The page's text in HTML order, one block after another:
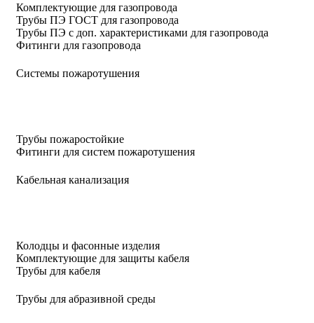
Комплектующие для газопровода
Трубы ПЭ ГОСТ для газопровода
Трубы ПЭ с доп. характеристиками для газопровода
Фитинги для газопровода
Системы пожаротушения
Трубы пожаростойкие
Фитинги для систем пожаротушения
Кабельная канализация
Колодцы и фасонные изделия
Комплектующие для защиты кабеля
Трубы для кабеля
Трубы для абразивной среды